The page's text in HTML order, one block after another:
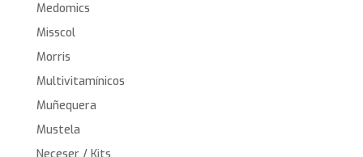
Medomics
Misscol
Morris
Multivitamínicos
Muñequera
Mustela